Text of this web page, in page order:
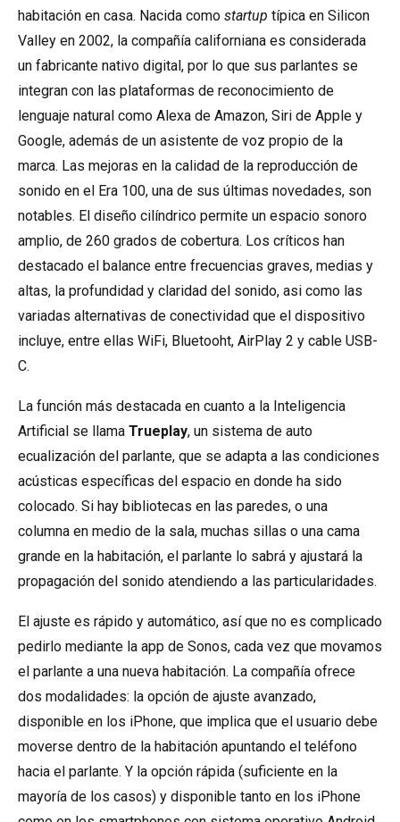
habitación en casa. Nacida como startup típica en Silicon
Valley en 2002, la compañía californiana es considerada
un fabricante nativo digital, por lo que sus parlantes se
integran con las plataformas de reconocimiento de
lenguaje natural como Alexa de Amazon, Siri de Apple y
Google, además de un asistente de voz propio de la
marca. Las mejoras en la calidad de la reproducción de
sonido en el Era 100, una de sus últimas novedades, son
notables. El diseño cilíndrico permite un espacio sonoro
amplio, de 260 grados de cobertura. Los críticos han
destacado el balance entre frecuencias graves, medias y
altas, la profundidad y claridad del sonido, asi como las
variadas alternativas de conectividad que el dispositivo
incluye, entre ellas WiFi, Bluetooht, AirPlay 2 y cable USB-
C.
La función más destacada en cuanto a la Inteligencia
Artificial se llama Trueplay, un sistema de auto
ecualización del parlante, que se adapta a las condiciones
acústicas específicas del espacio en donde ha sido
colocado. Si hay bibliotecas en las paredes, o una
columna en medio de la sala, muchas sillas o una cama
grande en la habitación, el parlante lo sabrá y ajustará la
propagación del sonido atendiendo a las particularidades.
El ajuste es rápido y automático, así que no es complicado
pedirlo mediante la app de Sonos, cada vez que movamos
el parlante a una nueva habitación. La compañía ofrece
dos modalidades: la opción de ajuste avanzado,
disponible en los iPhone, que implica que el usuario debe
moverse dentro de la habitación apuntando el teléfono
hacia el parlante. Y la opción rápida (suficiente en la
mayoría de los casos) y disponible tanto en los iPhone